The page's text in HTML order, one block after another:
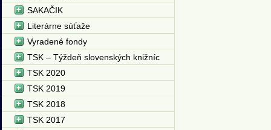
SAKAČIK
Literárne súťaže
Vyradené fondy
TSK – Týždeň slovenských knižníc
TSK 2020
TSK 2019
TSK 2018
TSK 2017